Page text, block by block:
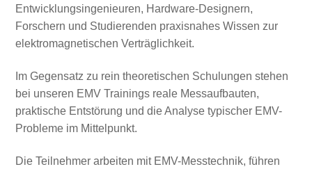
Entwicklungsingenieuren, Hardware-Designern,
Forschern und Studierenden praxisnahes Wissen zur
elektromagnetischen Verträglichkeit.
Im Gegensatz zu rein theoretischen Schulungen stehen
bei unseren EMV Trainings reale Messaufbauten,
praktische Entstörung und die Analyse typischer EMV-
Probleme im Mittelpunkt.
Die Teilnehmer arbeiten mit EMV-Messtechnik, führen